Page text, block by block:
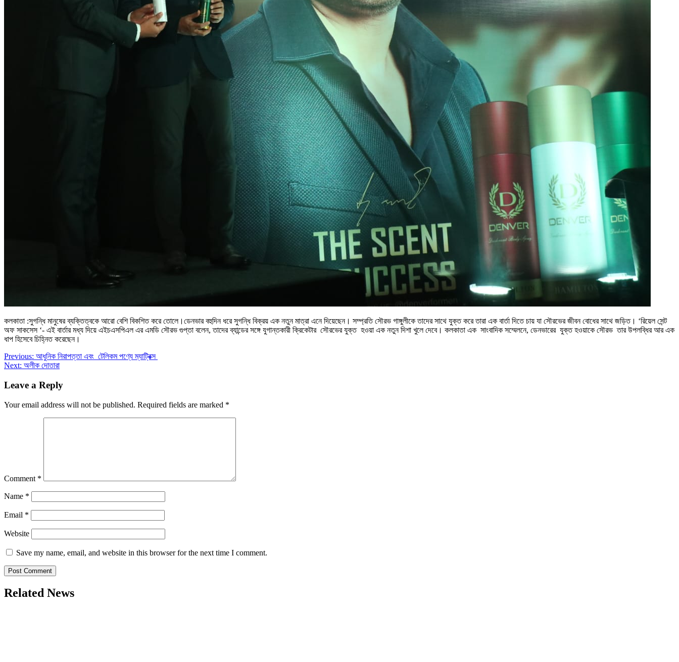
কলকাতা :সুগন্ধি মানুষের ব্যক্তিত্বকে আরো বেশি বিকশিত করে তোলে।ডেনভার বহুদিন ধরে সুগন্ধি বিক্রয় এক নতুন মাত্রা এনে দিয়েছেন। সম্প্রতি সৌরভ গাঙ্গুলীকে তাদের সাথে যুক্ত করে তারা এক বার্তা দিতে চায় যা সৌরভের জীবন বোধের সাথে জড়িত। ‘রিয়েল সেন্ট
অফ সাকসেস ‘- এই বার্তার মধ্য দিয়ে এইচএসপিএল এর এমডি সৌরভ গুপ্তা বলেন, তাদের ব্যান্ডের সঙ্গে যুগান্তকারী ক্রিকেটার সৌরভের যুক্ত হওয়া এক নতুন দিশা খুলে দেবে। কলকাতা এক সাংবাদিক সম্মেলনে, ডেনভারের যুক্ত হওয়াকে সৌরভ তার উপলব্ধির আর এক
ধাপ হিসেবে চিহ্নিত করেছেন।
Post
navigation
Previous: আধুনিক নিরাপত্তা এবং টেলিকম পণ্যে ম্যাট্রিক্স
Next: অলীক দোতারা
Leave a Reply
Your email address will not be published. Required fields are marked *
Comment *
Name *
Email *
Website
Save my name, email, and website in this browser for the next time I comment.
Related News